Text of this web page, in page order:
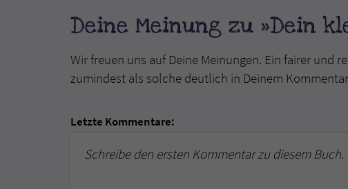
Deine Meinung zu »Dein
Wir freuen uns auf Deine Meinungen. Ein fairer
zumindest als solche deutlich in Deinem
Letzte Kommentare:
Schreibe den ersten Kommentar zu diesem Buch.